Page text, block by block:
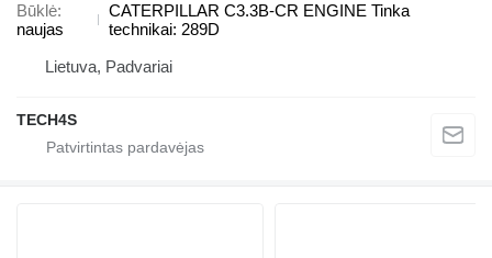
Būklė
naujas
CATERPILLAR C3.3B-CR ENGINE Tinka
technikai: 289D
Lietuva, Padvariai
TECH4S